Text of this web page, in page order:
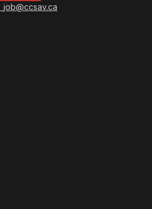
job@ccsav.ca